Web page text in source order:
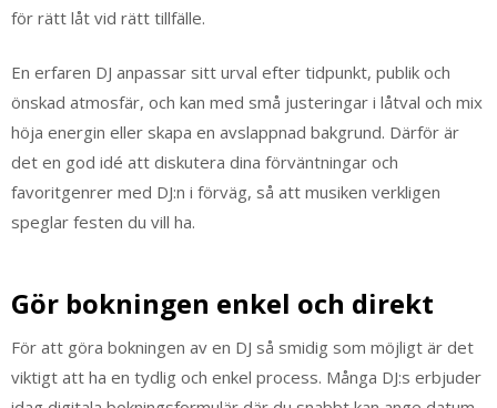
för rätt låt vid rätt tillfälle.
En erfaren DJ anpassar sitt urval efter tidpunkt, publik och
önskad atmosfär, och kan med små justeringar i låtval och mix
höja energin eller skapa en avslappnad bakgrund. Därför är
det en god idé att diskutera dina förväntningar och
favoritgenrer med DJ:n i förväg, så att musiken verkligen
speglar festen du vill ha.
Gör bokningen enkel och direkt
För att göra bokningen av en DJ så smidig som möjligt är det
viktigt att ha en tydlig och enkel process. Många DJ:s erbjuder